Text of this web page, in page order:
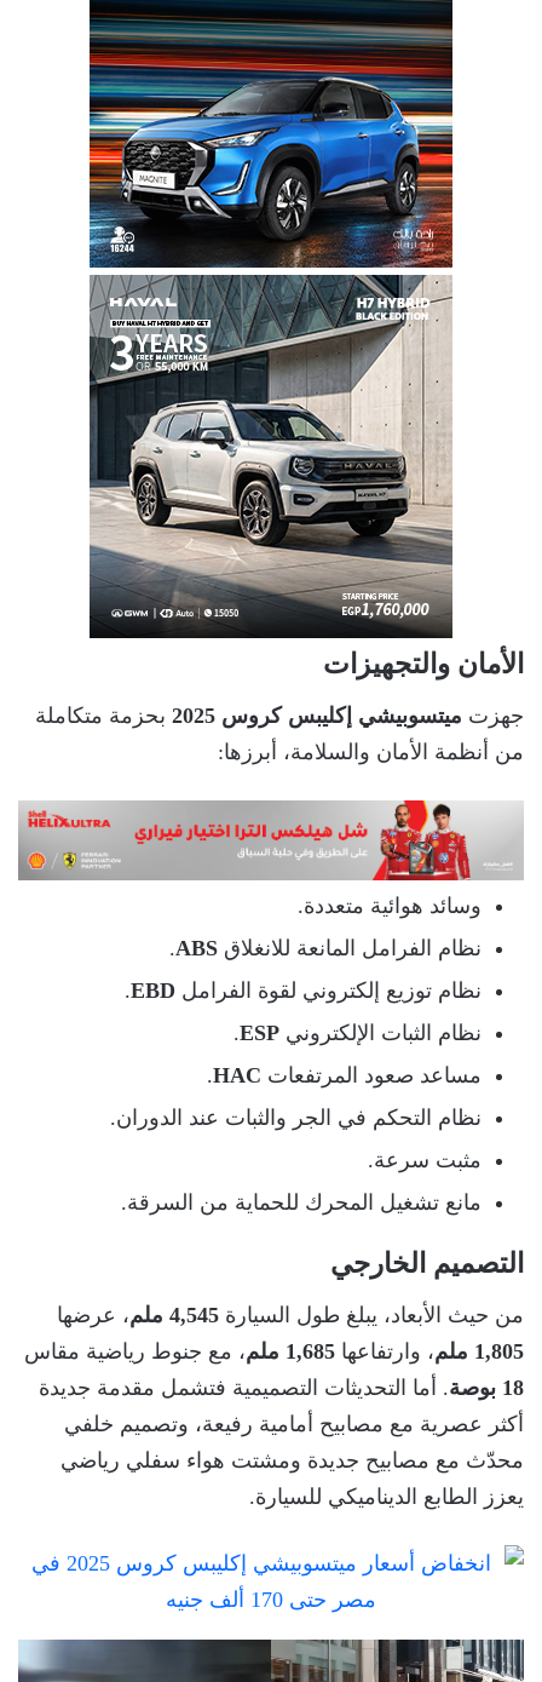
الأمان والتجهيزات
جهزت ميتسوبيشي إكليبس كروس 2025
بحزمة متكاملة
من أنظمة الأمان والسلامة، أبرزها:
وسائد هوائية متعددة.
نظام الفرامل المانعة للانغلاق ABS
.
نظام توزيع إلكتروني لقوة الفرامل EBD
.
نظام الثبات الإلكتروني ESP
.
مساعد صعود المرتفعات HAC
.
نظام التحكم في الجر والثبات عند الدوران.
مثبت سرعة.
مانع تشغيل المحرك للحماية من السرقة.
التصميم الخارجي
من حيث الأبعاد، يبلغ طول السيارة 4,545 ملم
، عرضها
1,805 ملم
، وارتفاعها 1,685 ملم
، مع جنوط رياضية مقاس
18 بوصة
. أما التحديثات التصميمية فتشمل مقدمة جديدة
أكثر عصرية مع مصابيح أمامية رفيعة، وتصميم خلفي
محدّث مع مصابيح جديدة ومشتت هواء سفلي رياضي
يعزز الطابع الديناميكي للسيارة.